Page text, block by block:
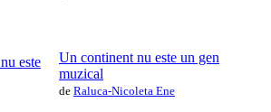
Un continent nu este un gen
muzical
de Raluca-Nicoleta Ene